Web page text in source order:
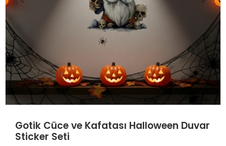
Gotik Cüce ve Kafatası Halloween Duvar
Sticker Seti